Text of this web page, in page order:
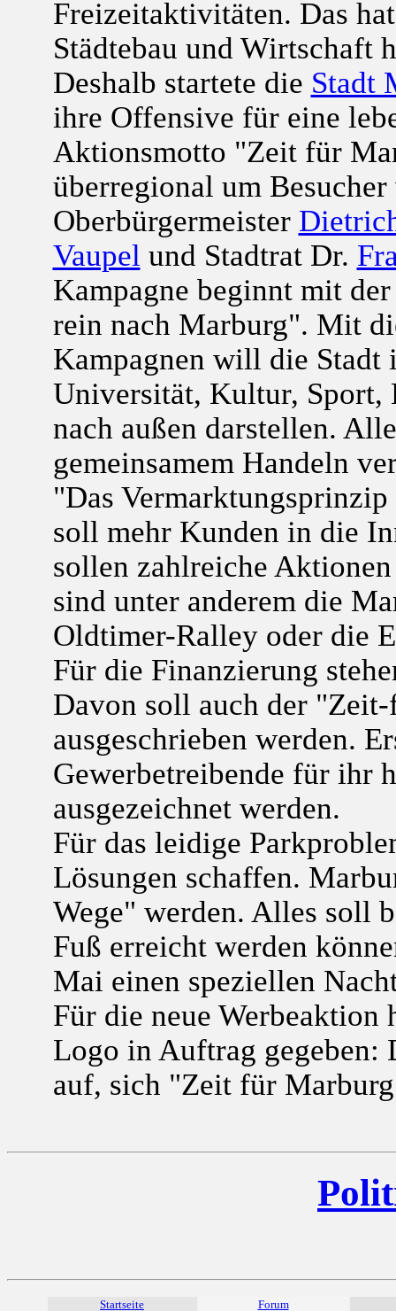
Freizeitaktivitäten. Das
Städtebau und Wirtschaft
Deshalb startete die Stadt
ihre Offensive für eine
Aktionsmotto "Zeit für
überregional um
Oberbürgermeister
Vaupel und Stadtrat Dr.
Kampagne beginnt mit
rein nach Marburg". Mit
Kampagnen will die
Universität, Kultur, Sport,
nach außen darstellen.
gemeinsamem Handeln
"Das
soll mehr Kunden in die
sollen zahlreiche
sind unter anderem die
Oldtimer-Ralley oder die
Für die Finanzierung
Davon soll auch der
ausgeschrieben werden.
Gewerbetreibende für ihr
ausgezeichnet werden.
Für das leidige
Lösungen schaffen.
Wege" werden. Alles soll
Fuß erreicht werden
Mai einen speziellen
Für die neue Werbeaktion
Logo in Auftrag gegeben:
auf, sich "Zeit für
Startseite Forum